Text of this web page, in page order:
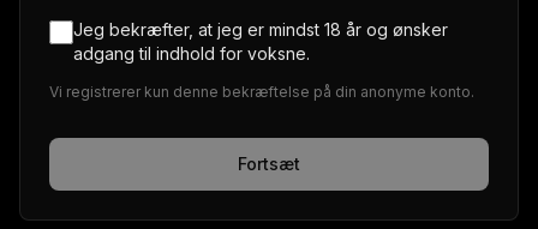
Jeg bekræfter, at jeg er mindst 18 år og ønsker
adgang til indhold for voksne.
Vi registrerer kun denne bekræftelse på din anonyme konto.
Fortsæt